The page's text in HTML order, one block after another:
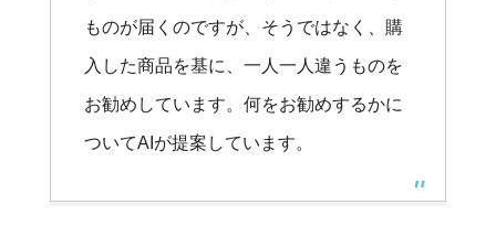
ものが届くのですが、そうではなく、購
入した商品を基に、一人一人違うものを
お勧めしています。何をお勧めするかに
ついてAIが提案しています。